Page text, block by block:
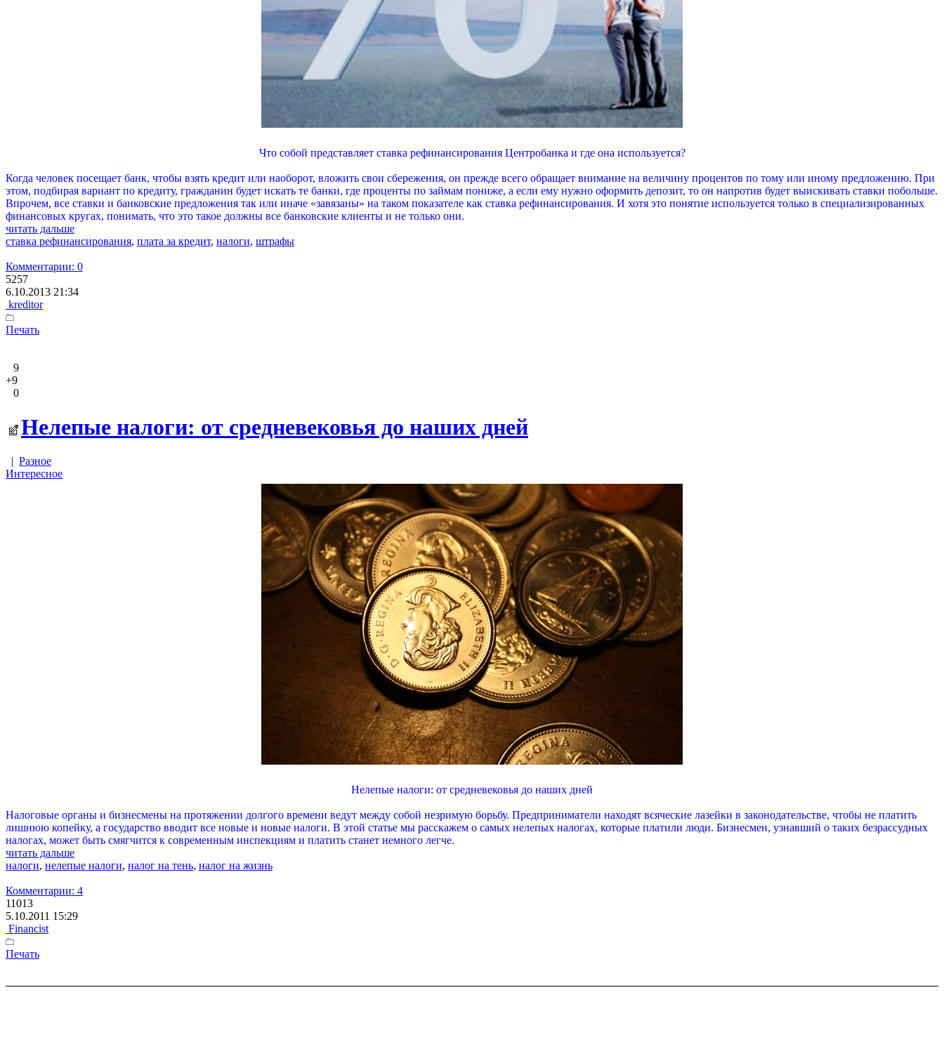
Что собой представляет ставка рефинансирования Центробанка и где она используется?
Когда человек посещает банк, чтобы взять кредит или наоборот, вложить свои сбережения, он прежде всего обращает внимание на величину процентов по тому или иному предложению. При
этом, подбирая вариант по кредиту, гражданин будет искать те банки, где проценты по займам пониже, а если ему нужно оформить депозит, то он напротив будет выискивать ставки побольше.
Впрочем, все ставки и банковские предложения так или иначе «завязаны» на таком показателе как ставка рефинансирования. И хотя это понятие используется только в специализированных
финансовых кругах, понимать, что это такое должны все банковские клиенты и не только они.
читать дальше
ставка рефинансирования, плата за кредит, налоги, штрафы
Комментарии: 0
5257
6.10.2013 21:34
kreditor
Печать
9
+9
0
Нелепые налоги: от средневековья до наших дней
| Разное
Интересное
Нелепые налоги: от средневековья до наших дней
Налоговые органы и бизнесмены на протяжении долгого времени ведут между собой незримую борьбу. Предприниматели находят всяческие лазейки в законодательстве, чтобы не платить
лишнюю копейку, а государство вводит все новые и новые налоги. В этой статье мы расскажем о самых нелепых налогах, которые платили люди. Бизнесмен, узнавший о таких безрассудных
налогах, может быть смягчится к современным инспекциям и платить станет немного легче.
читать дальше
налоги, нелепые налоги, налог на тень, налог на жизнь
Комментарии: 4
11013
5.10.2011 15:29
Financist
Печать